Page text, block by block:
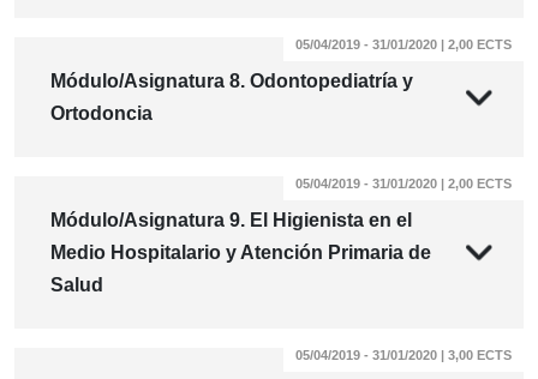
Módulo/Asignatura 8. Odontopediatría y
Ortodoncia
05/04/2019 - 31/01/2020 | 2,00 ECTS
Módulo/Asignatura 9. El Higienista en el
Medio Hospitalario y Atención Primaria de
Salud
05/04/2019 - 31/01/2020 | 2,00 ECTS
05/04/2019 - 31/01/2020 | 3,00 ECTS